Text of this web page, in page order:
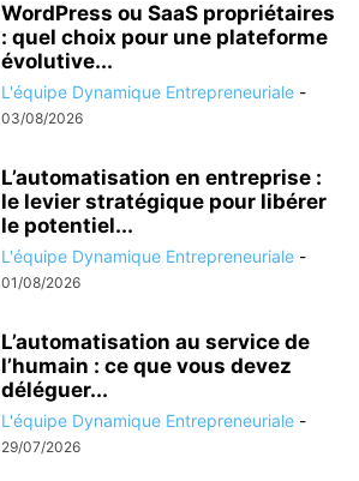
WordPress ou SaaS propriétaires
: quel choix pour une plateforme
évolutive...
L'équipe Dynamique Entrepreneuriale -
03/08/2026
L’automatisation en entreprise :
le levier stratégique pour libérer
le potentiel...
L'équipe Dynamique Entrepreneuriale -
01/08/2026
L’automatisation au service de
l’humain : ce que vous devez
déléguer...
L'équipe Dynamique Entrepreneuriale -
29/07/2026